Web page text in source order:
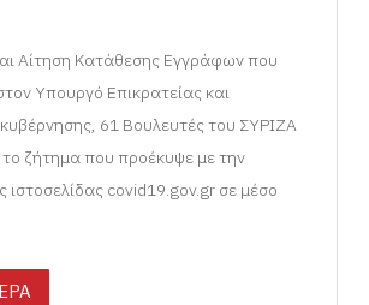
Αίτηση Κατάθεσης Εγγράφων που
Υπουργό Επικρατείας και
61 Βουλευτές του ΣΥΡΙΖΑ
ζήτημα που προέκυψε με την
ιστοσελίδας covid19.gov.gr σε μέσο